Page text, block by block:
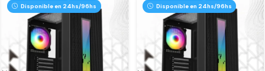
Disponible en 24hs/96hs Disponible en 24hs/96hs